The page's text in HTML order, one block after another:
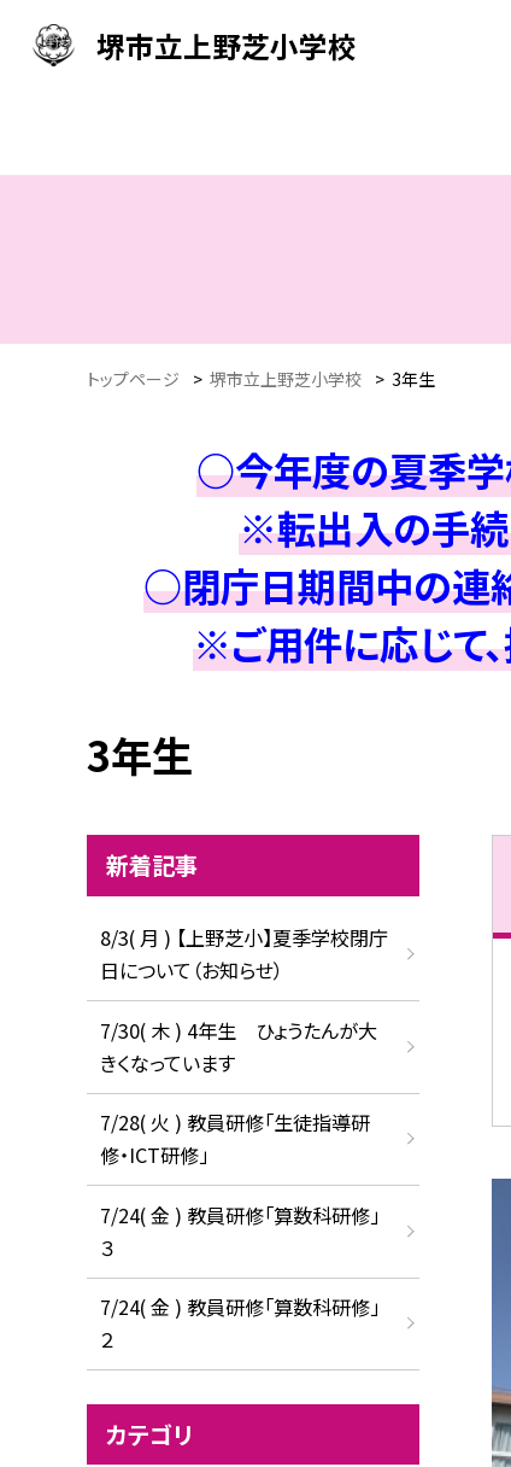
堺市立上野芝小学校
トップページ > 堺市立上野芝小学校 > 3年生
○今年度の夏季学
※転出入の手続
○閉庁日期間中の連絡
※ご用件に応じて
3年生
新着記事
8/3( 月 ) 【上野芝小】夏季学校閉庁
日について（お知らせ）
7/30( 木 ) 4年生 ひょうたんが大
きくなっています
7/28( 火 ) 教員研修「生徒指導研
修・ICT研修」
7/24( 金 ) 教員研修「算数科研修」
３
7/24( 金 ) 教員研修「算数科研修」
２
カテゴリ